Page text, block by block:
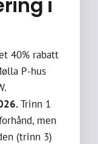
40% rabatt
P-hus
Trinn 1
men
(trinn 3)